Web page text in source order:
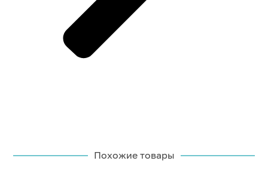
Похожие товары